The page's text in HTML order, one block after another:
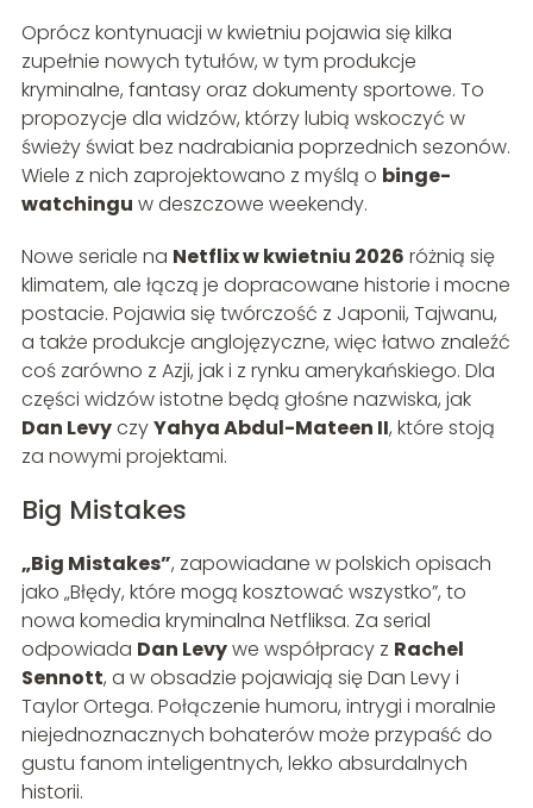
Oprócz kontynuacji w kwietniu pojawia się kilka
zupełnie nowych tytułów, w tym produkcje
kryminalne, fantasy oraz dokumenty sportowe. To
propozycje dla widzów, którzy lubią wskoczyć w
świeży świat bez nadrabiania poprzednich sezonów.
Wiele z nich zaprojektowano z myślą o binge-
watchingu w deszczowe weekendy.
Nowe seriale na Netflix w kwietniu 2026 różnią się
klimatem, ale łączą je dopracowane historie i mocne
postacie. Pojawia się twórczość z Japonii, Tajwanu,
a także produkcje anglojęzyczne, więc łatwo znaleźć
coś zarówno z Azji, jak i z rynku amerykańskiego. Dla
części widzów istotne będą głośne nazwiska, jak
Dan LevyczyYahya Abdul-Mateen II, które stoją
za nowymi projektami.
Big Mistakes
„Big Mistakes”, zapowiadane w polskich opisach
jako „Błędy, które mogą kosztować wszystko”, to
nowa komedia kryminalna Netfliksa. Za serial
odpowiada Dan Levywe współpracy z Rachel
Sennott, a w obsadzie pojawiają się Dan Levy i
Taylor Ortega. Połączenie humoru, intrygi i moralnie
niejednoznacznych bohaterów może przypaść do
gustu fanom inteligentnych, lekko absurdalnych
historii.